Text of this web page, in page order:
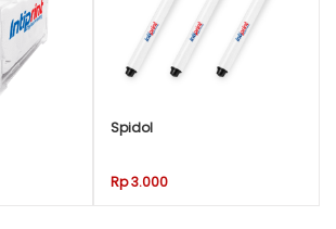
Spidol
Rp 3.000